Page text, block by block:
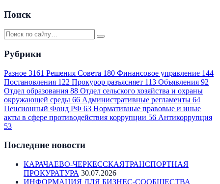
Поиск
Рубрики
Разное 3161 Решения Совета 180 Финансовое управление 144
Постановления 122 Прокурор разъясняет 113 Объявления 92
Отдел образования 88 Отдел сельского хозяйства и охраны
окружающей среды 66 Административные регламенты 64
Пенсионный Фонд РФ 63 Нормативные правовые и иные
акты в сфере противодействия коррупции 56 Антикоррупция
53
Последние новости
КАРАЧАЕВО-ЧЕРКЕССКАЯТРАНСПОРТНАЯ
ПРОКУРАТУРА 30.07.2026
ИНФОРМАЦИЯ ДЛЯ БИЗНЕС-СООБЩЕСТВА